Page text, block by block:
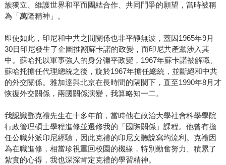
族獨立、維護世界和平而團結合作、共同鬥爭的願望，當時被稱
為「萬隆精神」。
即使如此，印尼和中共之間關係也非平靜無波，蓋因1965年9月
30日印尼發生了企圖推翻蘇卡諾的政變，而印尼共產黨涉入其
中。蘇哈托以軍事強人的身分彌平政變，1967年蘇卡諾被解職、
蘇哈托擔任代理總統之後，旋於1967年擔任總統，並斷絕和中共
的外交關係。雅加達與北京在長時間的隔閡下，直至1990年8月才
恢復外交關係，兩國關係演變，我算略知一二。
我認識鄧克禮先生在十多年前，當時他在政治大學社會科學學院
行政管理碩士學程進修並選修我的「國際關係」課程。他曾有擔
任公職外派印尼經驗，因此克禮的印尼文聽說寫均流利。克禮因
為在職進修，相當珍視重回校園的機緣，特別勤奮努力、積累了
紮實的心得，我也深深肯定克禮的學習精神。